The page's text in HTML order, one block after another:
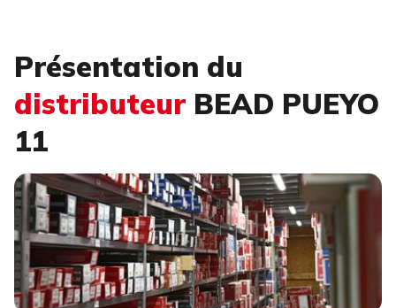
Présentation du
distributeur BEAD PUEYO
11